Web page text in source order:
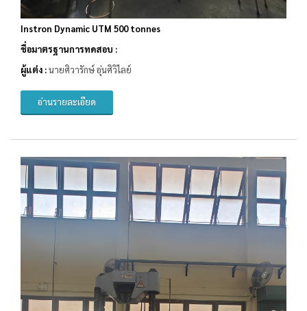
Instron Dynamic UTM 500 tonnes
ชื่อมาตรฐานการทดสอบ :
ผู้แต่ง :นายศิวารักษ์ อุ่นศิวิไลย์
อ่านรายละเอียด